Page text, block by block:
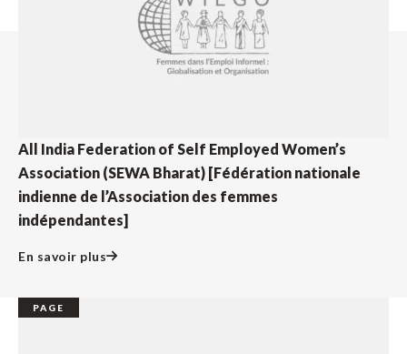
All India Federation of Self Employed Women’s
Association (SEWA Bharat) [Fédération nationale
indienne de l’Association des femmes
indépendantes]
En savoir plus
PAGE